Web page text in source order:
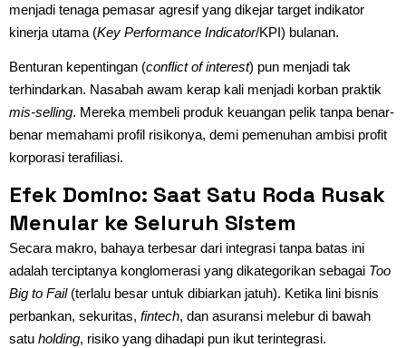
menjadi tenaga pemasar agresif yang dikejar target indikator
kinerja utama (Key Performance Indicator/KPI) bulanan.
Benturan kepentingan (conflict of interest) pun menjadi tak
terhindarkan. Nasabah awam kerap kali menjadi korban praktik
mis-selling. Mereka membeli produk keuangan pelik tanpa benar-
benar memahami profil risikonya, demi pemenuhan ambisi profit
korporasi terafiliasi.
Efek Domino: Saat Satu Roda Rusak
Menular ke Seluruh Sistem
Secara makro, bahaya terbesar dari integrasi tanpa batas ini
adalah terciptanya konglomerasi yang dikategorikan sebagai Too
Big to Fail(terlalu besar untuk dibiarkan jatuh). Ketika lini bisnis
perbankan, sekuritas, fintech, dan asuransi melebur di bawah
satu holding, risiko yang dihadapi pun ikut terintegrasi.